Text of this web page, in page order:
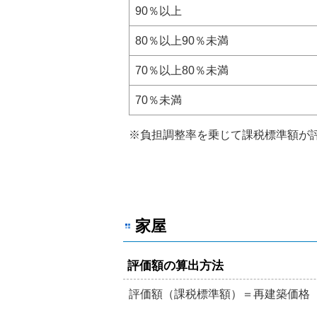
90％以上
80％以上90％未満
70％以上80％未満
70％未満
※負担調整率を乗じて課税標準額が
家屋
評価額の算出方法
評価額（課税標準額）＝再建築価格